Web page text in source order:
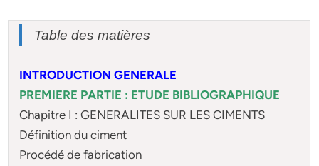
Table des matières
INTRODUCTION GENERALE
PREMIERE PARTIE : ETUDE BIBLIOGRAPHIQUE
Chapitre I : GENERALITES SUR LES CIMENTS
Définition du ciment
Procédé de fabrication